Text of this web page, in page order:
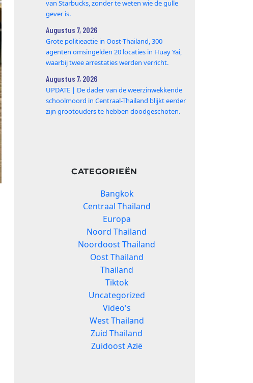
van Starbucks, zonder te weten wie de gulle
gever is.
Augustus 7, 2026
Grote politieactie in Oost-Thailand, 300
agenten omsingelden 20 locaties in Huay Yai,
waarbij twee arrestaties werden verricht.
Augustus 7, 2026
UPDATE | De dader van de weerzinwekkende
schoolmoord in Centraal-Thailand blijkt eerder
zijn grootouders te hebben doodgeschoten.
CATEGORIEËN
Bangkok
Centraal Thailand
Europa
Noord Thailand
Noordoost Thailand
Oost Thailand
Thailand
Tiktok
Uncategorized
Video's
West Thailand
Zuid Thailand
Zuidoost Azië